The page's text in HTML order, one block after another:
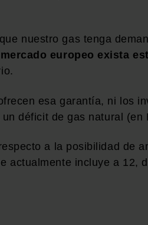
nuestro gas tenga
mercado europeo exista
esa garantía, ni los
déficit de gas natural (en
a la posibilidad de
actualmente incluye a 12,